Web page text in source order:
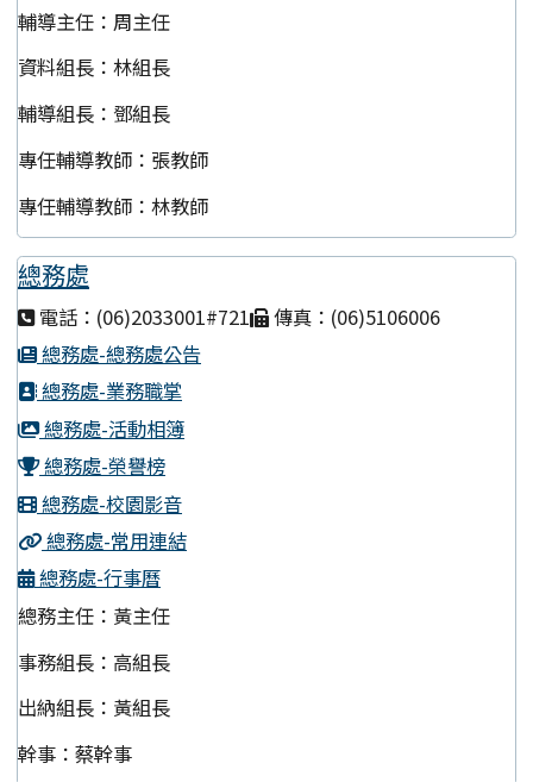
輔導主任：周主任
資料組長：林組長
輔導組長：鄧組長
專任輔導教師：張教師
專任輔導教師：林教師
總務處
電話：(06)2033001#721
傳真：(06)5106006
總務處-總務處公告
總務處-業務職掌
總務處-活動相簿
總務處-榮譽榜
總務處-校園影音
總務處-常用連結
總務處-行事曆
總務主任：黃主任
事務組長：高組長
出納組長：黃組長
幹事：蔡幹事